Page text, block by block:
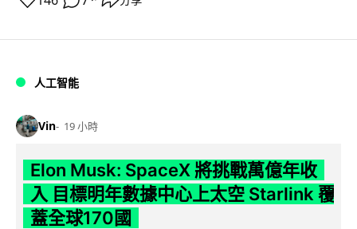
人工智能
Vin 19 小時
Elon Musk: SpaceX 將挑戰萬億年收
入 目標明年數據中心上太空 Starlink 覆
蓋全球170國